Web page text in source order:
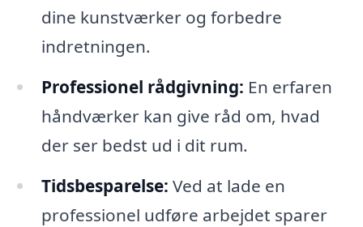
dine kunstværker og forbedre
indretningen.
Professionel rådgivning: En erfaren
håndværker kan give råd om, hvad
der ser bedst ud i dit rum.
Tidsbesparelse: Ved at lade en
professionel udføre arbejdet sparer